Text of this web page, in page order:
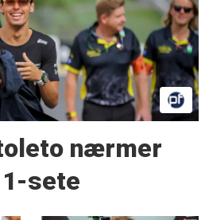
nærmer
sete